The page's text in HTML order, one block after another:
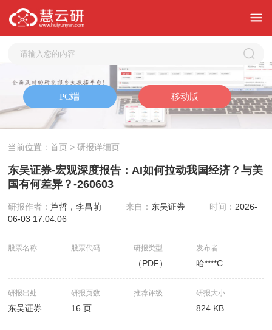
当前位置：首页 > 研报详细页
东吴证券-宏观深度报告：AI如何拉动我国经济？与美
国有何差异？-260603
研报作者：芦哲，李昌萌 来自： 东吴证券 时间： 2026-
06-03 17:04:06
股票名称 股票代码 研报类型
（PDF）
发布者
哈****C
研报出处
东吴证券
研报页数
16 页
推荐评级 研报大小
824 KB